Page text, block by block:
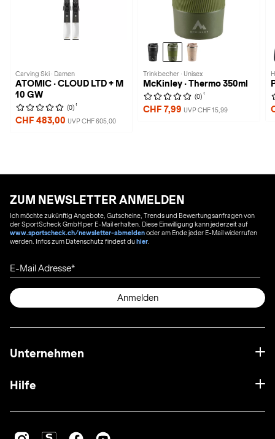
Carving Ski · Damen
ATOMIC · CLOUD LTD + M
10 GW
(0) 1
CHF 483,00 UVP CHF 605,00
Trinkbecher · Unisex
McKinley · Thermo 350ml
(0) 1
CHF 7,99 UVP CHF 15,99
ZUM NEWSLETTER ANMELDEN
Ich möchte zukünftig Angebote, Gutscheine, Trends und Bewertungsanfragen von
der SportScheck GmbH per E-Mail erhalten. Diese Einwilligung kann jederzeit auf
www.sportscheck.ch/newsletter-abmeldenoder am Ende jeder E-Mail widerrufen
werden. Infos zum Datenschutz findest duhier
E-Mail Adresse
Anmelden
Unternehmen
Hilfe